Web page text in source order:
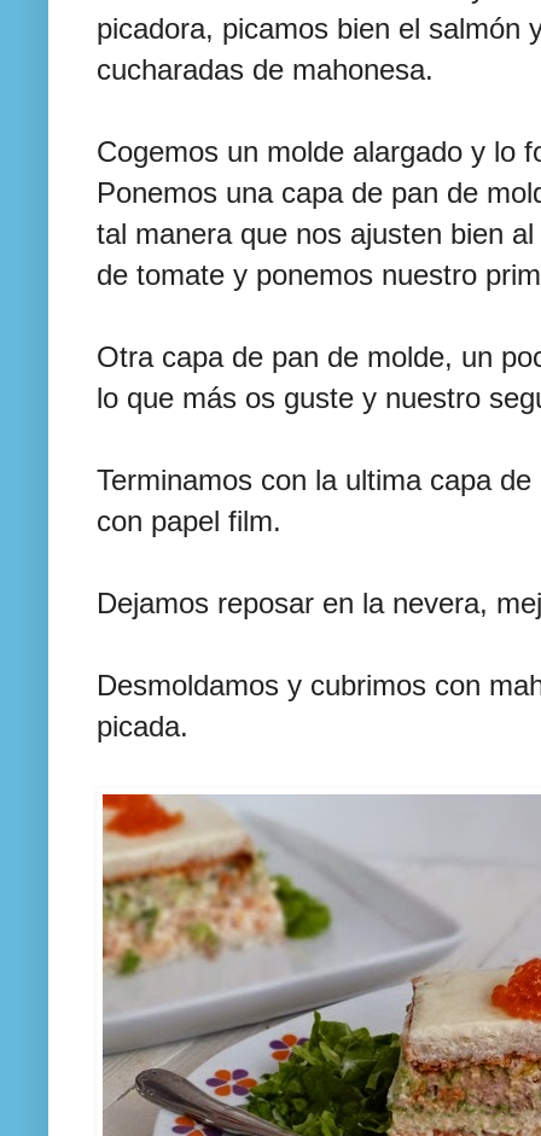
picadora, picamos bien el salmón
cucharadas de mahonesa.
Cogemos un molde alargado y lo
Ponemos una capa de pan de
tal manera que nos ajusten bien
de tomate y ponemos nuestro
Otra capa de pan de molde, un
lo que más os guste y nuestro
Terminamos con la ultima capa
con papel film.
Dejamos reposar en la nevera,
Desmoldamos y cubrimos con
picada.